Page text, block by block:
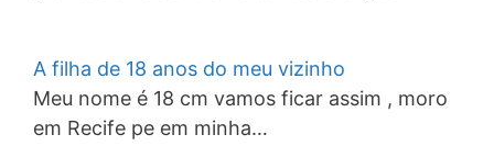
A filha de 18 anos do meu vizinho
Meu nome é 18 cm vamos ficar assim , moro
em Recife pe em minha…